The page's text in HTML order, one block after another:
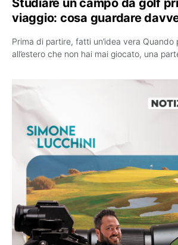
Studiare un campo da golf
viaggio: cosa guardare
Prima di partire, fatti un’idea vera Quando
all’estero che non hai mai giocato, una